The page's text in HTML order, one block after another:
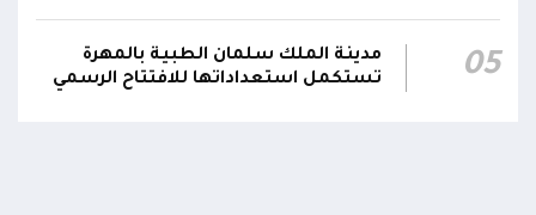
05
مدينة الملك سلمان الطبية بالمهرة
تستكمل استعداداتها للافتتاح الرسمي